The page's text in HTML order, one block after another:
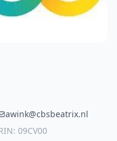
awink@cbsbeatrix.nl
09CV00